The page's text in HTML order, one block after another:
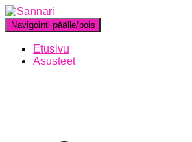
Navigointi päälle/pois
Etusivu
Asusteet